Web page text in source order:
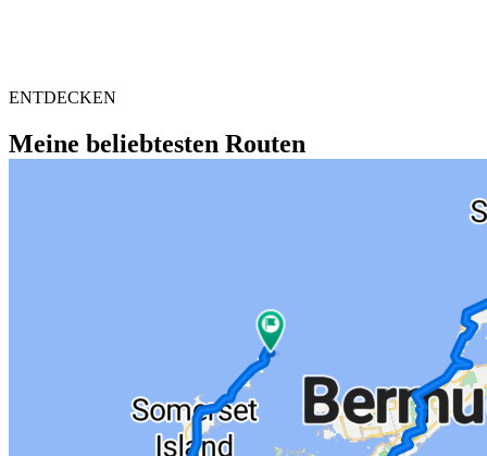
ENTDECKEN
Meine beliebtesten Routen